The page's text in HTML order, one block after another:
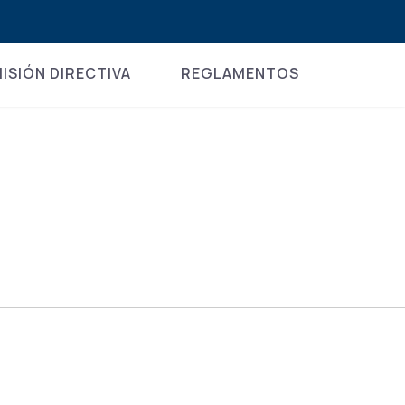
DIRECTIVA REGLAMENTOS